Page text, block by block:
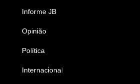
Informe JB
Opinião
Política
Internacional